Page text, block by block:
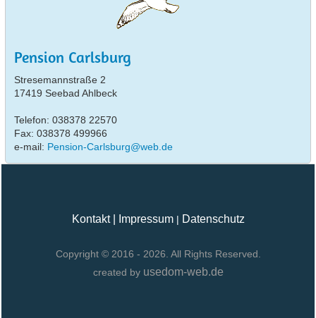
Pension Carlsburg
Stresemannstraße 2
17419 Seebad Ahlbeck
Telefon: 038378 22570
Fax: 038378 499966
e-mail: Pension-Carlsburg@web.de
Kontakt| Impressum | Datenschutz
Copyright © 2016 - 2026. All Rights Reserved.
created by usedom-web.de